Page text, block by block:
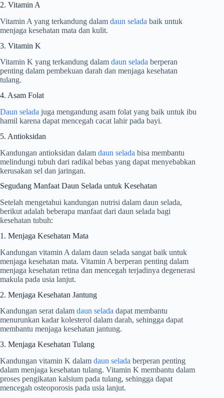
2. Vitamin A
Vitamin A yang terkandung dalam daun selada baik untuk
menjaga kesehatan mata dan kulit.
3. Vitamin K
Vitamin K yang terkandung dalam daun selada berperan
penting dalam pembekuan darah dan menjaga kesehatan
tulang.
4. Asam Folat
Daun selada juga mengandung asam folat yang baik untuk ibu
hamil karena dapat mencegah cacat lahir pada bayi.
5. Antioksidan
Kandungan antioksidan dalam daun selada bisa membantu
melindungi tubuh dari radikal bebas yang dapat menyebabkan
kerusakan sel dan jaringan.
Segudang Manfaat Daun Selada untuk Kesehatan
Setelah mengetahui kandungan nutrisi dalam daun selada,
berikut adalah beberapa manfaat dari daun selada bagi
kesehatan tubuh:
1. Menjaga Kesehatan Mata
Kandungan vitamin A dalam daun selada sangat baik untuk
menjaga kesehatan mata. Vitamin A berperan penting dalam
menjaga kesehatan retina dan mencegah terjadinya degenerasi
makula pada usia lanjut.
2. Menjaga Kesehatan Jantung
Kandungan serat dalam daun selada dapat membantu
menurunkan kadar kolesterol dalam darah, sehingga dapat
membantu menjaga kesehatan jantung.
3. Menjaga Kesehatan Tulang
Kandungan vitamin K dalam daun selada berperan penting
dalam menjaga kesehatan tulang. Vitamin K membantu dalam
proses pengikatan kalsium pada tulang, sehingga dapat
mencegah osteoporosis pada usia lanjut.